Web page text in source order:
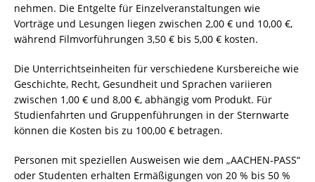
nehmen. Die Entgelte für Einzelveranstaltungen wie
Vorträge und Lesungen liegen zwischen 2,00 € und 10,00 €,
während Filmvorführungen 3,50 € bis 5,00 € kosten.
Die Unterrichtseinheiten für verschiedene Kursbereiche wie
Geschichte, Recht, Gesundheit und Sprachen variieren
zwischen 1,00 € und 8,00 €, abhängig vom Produkt. Für
Studienfahrten und Gruppenführungen in der Sternwarte
können die Kosten bis zu 100,00 € betragen.
Personen mit speziellen Ausweisen wie dem „AACHEN-PASS“
oder Studenten erhalten Ermäßigungen von 20 % bis 50 %